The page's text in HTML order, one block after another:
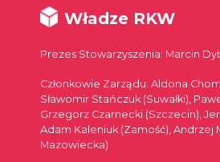
Władze RKW
Prezes Stowarzyszenia: Marcin
Członkowie Zarządu: Aldona
Sławomir Stańczuk (Suwałki),
Grzegorz Czarnecki (Szczecin),
Adam Kaleniuk (Zamość), Andrzej
Mazowiecka)